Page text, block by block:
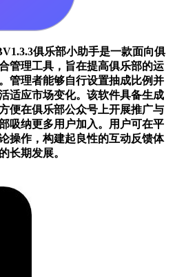
V1.3.3俱乐部小助手是一款面向俱
管理工具，旨在提高俱乐部的运
管理者能够自行设置抽成比例并
适应市场变化。该软件具备生成
便在俱乐部公众号上开展推广与
吸纳更多用户加入。用户可在平
操作，构建起良性的互动反馈体
长期发展。